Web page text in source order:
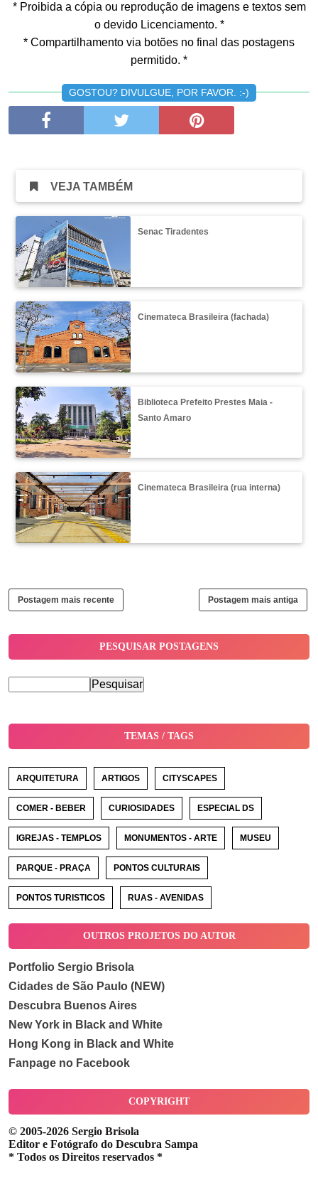
* Proibida a cópia ou reprodução de imagens e textos sem
o devido Licenciamento. *
* Compartilhamento via botões no final das postagens
permitido. *
GOSTOU? DIVULGUE, POR FAVOR. :-)
VEJA TAMBÉM
Senac Tiradentes
Cinemateca Brasileira (fachada)
Biblioteca Prefeito Prestes Maia -
Santo Amaro
Cinemateca Brasileira (rua interna)
Postagem mais recente Postagem mais antiga
PESQUISAR POSTAGENS
TEMAS / TAGS
ARQUITETURA ARTIGOS CITYSCAPES
COMER - BEBER CURIOSIDADES ESPECIAL DS
IGREJAS - TEMPLOS MONUMENTOS - ARTE MUSEU
PARQUE - PRAÇA PONTOS CULTURAIS
PONTOS TURISTICOS RUAS - AVENIDAS
OUTROS PROJETOS DO AUTOR
Portfolio Sergio Brisola
Cidades de São Paulo (NEW)
Descubra Buenos Aires
New York in Black and White
Hong Kong in Black and White
Fanpage no Facebook
COPYRIGHT
© 2005-2026 Sergio Brisola
Editor e Fotógrafo do Descubra Sampa
* Todos os Direitos reservados *